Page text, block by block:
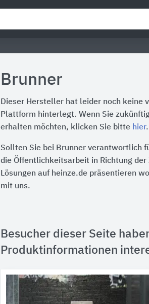
Brunner
Dieser Hersteller hat leider noch keine
Plattform hinterlegt. Wenn Sie
erhalten möchten, klicken Sie bitte hier.
Sollten Sie bei Brunner verantwortlich
die Öffentlichkeitsarbeit in Richtung
Lösungen auf heinze.de präsentieren
mit uns.
Besucher dieser Seite
Produktinformationen